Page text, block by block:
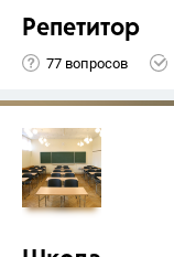
Репетитор
77 вопросов